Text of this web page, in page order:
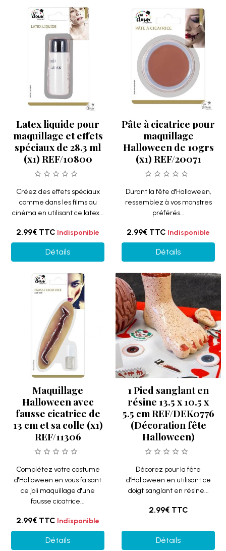
Latex liquide pour
maquillage et effets
spéciaux de 28.3 ml
(x1) REF/10800
Créez des effets spéciaux
comme dans les films au
cinéma en utilisant ce latex...
2.99€ TTC Indisponible
Détails
Pâte à cicatrice pour
maquillage
Halloween de 10grs
(x1) REF/20071
Durant la fête d'Halloween,
ressemblez à vos monstres
préférés...
2.99€ TTC Indisponible
Détails
Maquillage
Halloween avec
fausse cicatrice de
13 cm et sa colle (x1)
REF/11306
Complétez votre costume
d'Halloween en vous faisant
ce joli maquillage d'une
fausse cicatrice...
2.99€ TTC Indisponible
Détails
1 Pied sanglant en
résine 13.5 x 10.5 x
5.5 cm REF/DEK0776
(Décoration fête
Halloween)
Décorez pour la fête
d’Halloween en utilisant ce
doigt sanglant en résine...
2.99€ TTC
Détails